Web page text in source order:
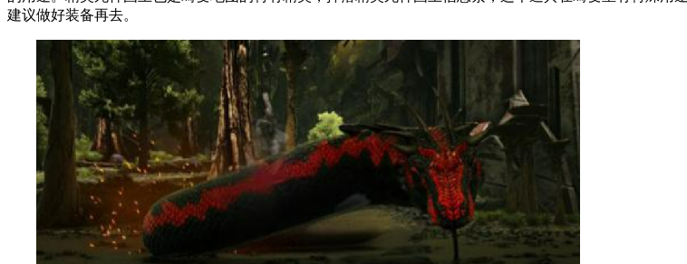
建议做好装备再去。